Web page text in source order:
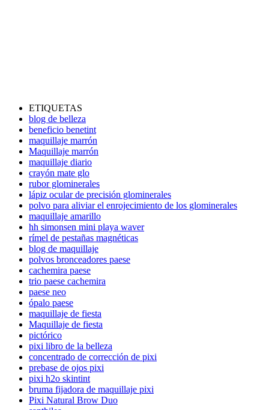
ETIQUETAS
blog de belleza
beneficio benetint
maquillaje marrón
Maquillaje marrón
maquillaje diario
crayón mate glo
rubor glominerales
lápiz ocular de precisión glominerales
polvo para aliviar el enrojecimiento de los glominerales
maquillaje amarillo
hh simonsen mini playa waver
rímel de pestañas magnéticas
blog de maquillaje
polvos bronceadores paese
cachemira paese
trio paese cachemira
paese neo
ópalo paese
maquillaje de fiesta
Maquillaje de fiesta
pictórico
pixi libro de la belleza
concentrado de corrección de pixi
prebase de ojos pixi
pixi h2o skintint
bruma fijadora de maquillaje pixi
Pixi Natural Brow Duo